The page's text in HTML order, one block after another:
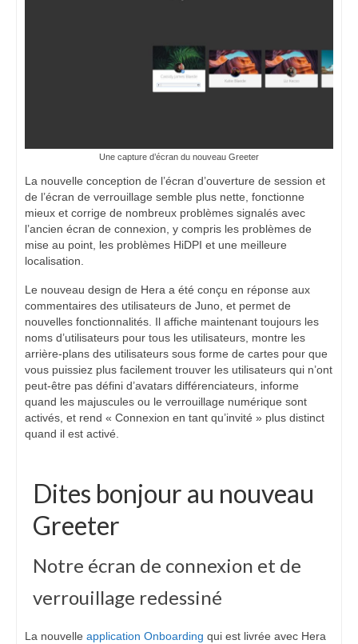
Une capture d’écran du nouveau Greeter
La nouvelle conception de l’écran d’ouverture de session et
de l’écran de verrouillage semble plus nette, fonctionne
mieux et corrige de nombreux problèmes signalés avec
l’ancien écran de connexion, y compris les problèmes de
mise au point, les problèmes HiDPI et une meilleure
localisation.
Le nouveau design de Hera a été conçu en réponse aux
commentaires des utilisateurs de Juno, et permet de
nouvelles fonctionnalités. Il affiche maintenant toujours les
noms d’utilisateurs pour tous les utilisateurs, montre les
arrière-plans des utilisateurs sous forme de cartes pour que
vous puissiez plus facilement trouver les utilisateurs qui n’ont
peut-être pas défini d’avatars différenciateurs, informe
quand les majuscules ou le verrouillage numérique sont
activés, et rend « Connexion en tant qu’invité » plus distinct
quand il est activé.
Dites bonjour au nouveau
Greeter
Notre écran de connexion et de
verrouillage redessiné
La nouvelle application Onboarding qui est livrée avec Hera